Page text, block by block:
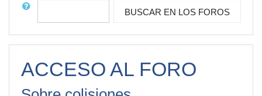
Buscar
BUSCAR EN LOS FOROS
ACCESO AL FORO